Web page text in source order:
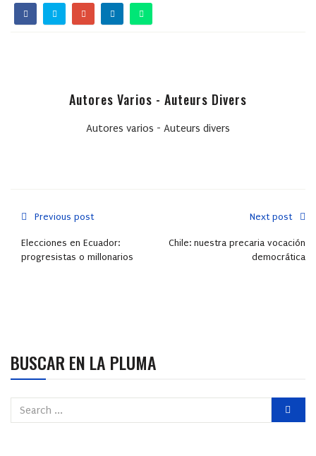
Autores Varios - Auteurs Divers
Autores varios - Auteurs divers
Previous post
Elecciones en Ecuador:
progresistas o millonarios
Next post
Chile: nuestra precaria vocación
democrática
BUSCAR EN LA PLUMA